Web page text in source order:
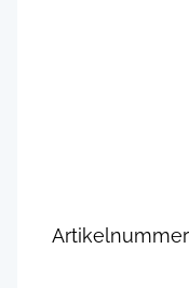
Artikelnummer